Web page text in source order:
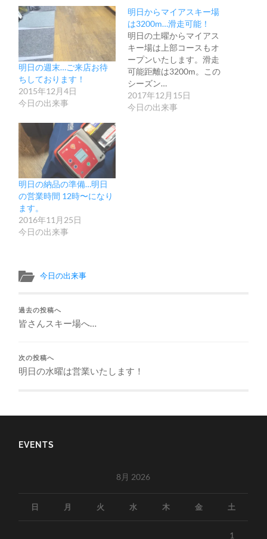
明日の週末…ご来店お待
ちしております！
2015年12月4日
今日の出来事
明日からマイアスキー場
は3200m…滑走可能！
明日の土曜からマイアス
キー場は上部コースもオ
ープンいたします。滑走
可能距離は3200m。この
シーズン…
2017年12月15日
今日の出来事
明日の納品の準備…明日
の営業時間 12時〜になり
ます。
2016年11月25日
今日の出来事
今日の出来事
過去の投稿へ
皆さんスキー場へ…
次の投稿へ
明日の水曜は営業いたします！
EVENTS
8月 2026
日 月 火 水 木 金 土
1